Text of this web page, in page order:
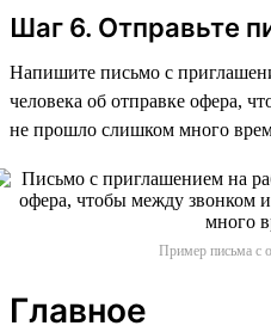
Шаг 6. Отправьте
Напишите письмо с
человека об отправке офера,
не прошло слишком много
Пример письма с
Главное